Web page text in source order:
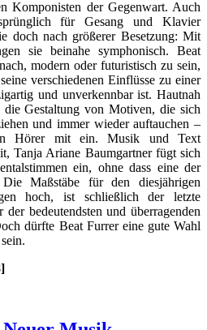
Komponisten der Gegenwart. Auch
für Gesang und Klavier
doch nach größerer Besetzung: Mit
sie beinahe symphonisch. Beat
modern oder futuristisch zu sein,
verschiedenen Einflüsse zu einer
und unverkennbar ist. Hautnah
Gestaltung von Motiven, die sich
und immer wieder auftauchen –
Hörer mit ein. Musik und Text
Tanja Ariane Baumgartner fügt sich
ein, ohne dass eine der
Maßstäbe für den diesjährigen
hoch, ist schließlich der letzte
bedeutendsten und überragenden
dürfte Beat Furrer eine gute Wahl